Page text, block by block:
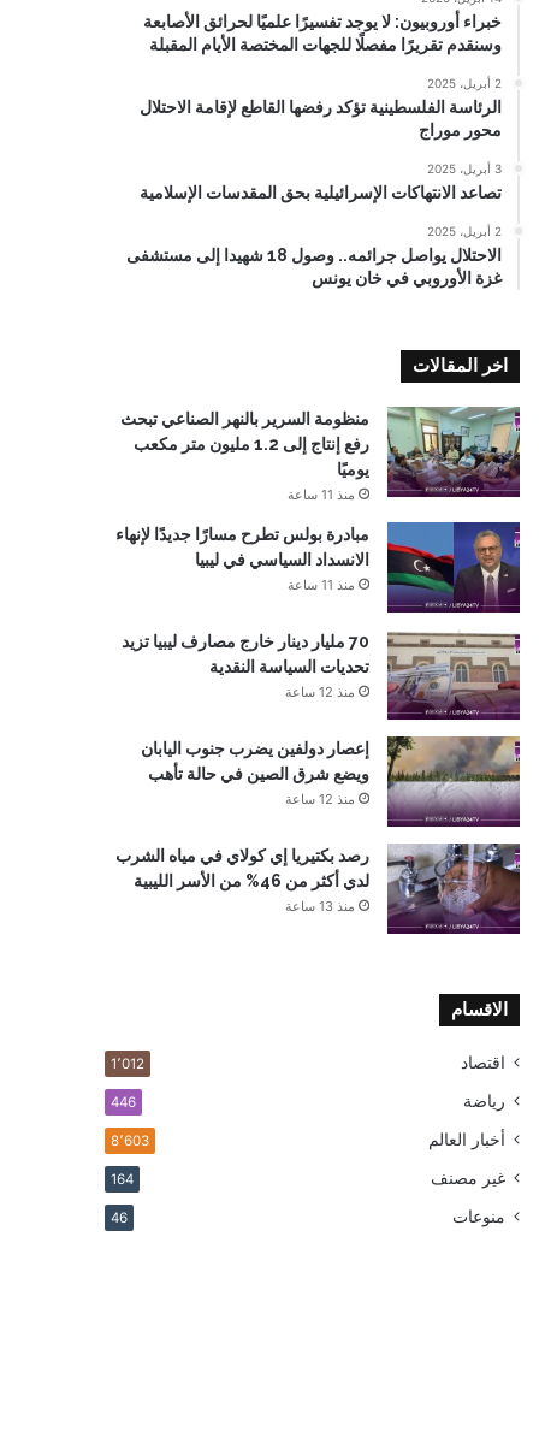
خبراء أوروبيون: لا يوجد تفسيرًا علميًا لحرائق الأصابعة
وسنقدم تقريرًا مفصلًا للجهات المختصة الأيام المقبلة
2 أبريل، 2025
الرئاسة الفلسطينية تؤكد رفضها القاطع لإقامة الاحتلال
محور موراج
3 أبريل، 2025
تصاعد الانتهاكات الإسرائيلية بحق المقدسات الإسلامية
2 أبريل، 2025
الاحتلال يواصل جرائمه.. وصول 18 شهيدا إلى مستشفى
غزة الأوروبي في خان يونس
اخر المقالات
منظومة السرير بالنهر الصناعي تبحث
رفع إنتاج إلى 1.2 مليون متر مكعب
يوميًا
منذ 11 ساعة
مبادرة بولس تطرح مسارًا جديدًا لإنهاء
الانسداد السياسي في ليبيا
منذ 11 ساعة
70 مليار دينار خارج مصارف ليبيا تزيد
تحديات السياسة النقدية
منذ 12 ساعة
إعصار دولفين يضرب جنوب اليابان
ويضع شرق الصين في حالة تأهب
منذ 12 ساعة
رصد بكتيريا إي كولاي في مياه الشرب
لدي أكثر من 46% من الأسر الليبية
منذ 13 ساعة
الاقسام
اقتصاد 1٬012
رياضة 446
أخبار العالم 8٬603
غير مصنف 164
منوعات 46